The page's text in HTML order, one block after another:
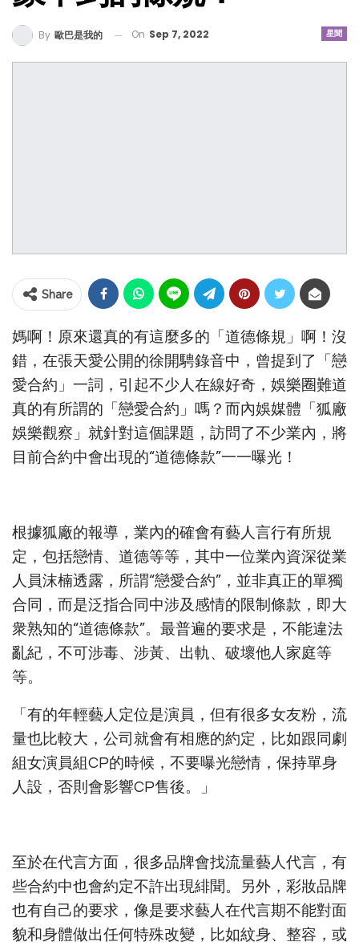
星聞
By 歐巴是我的 On Sep 7, 2022
Share
媽啊！原來還真的有這麼多的「道德條規」啊！沒
錯，在張天愛公開的徐開騁錄音中，曾提到了「戀
愛合約」一詞，引起不少人在線好奇，娛樂圈難道
真的有所謂的「戀愛合約」嗎？而內娛媒體「狐廠
娛樂觀察」就針對這個課題，訪問了不少業內，將
目前合約中會出現的“道德條款”一一曝光！
根據狐廠的報導，業內的確會有藝人言行有所規
定，包括戀情、道德等等，其中一位業內資深從業
人員沫楠透露，所謂“戀愛合約”，並非真正的單獨
合同，而是泛指合同中涉及感情的限制條款，即大
衆熟知的“道德條款”。最普遍的要求是，不能違法
亂紀，不可涉毒、涉黃、出軌、破壞他人家庭等
等。
「有的年輕藝人定位是演員，但有很多女友粉，流
量也比較大，公司就會有相應的約定，比如跟同劇
組女演員組CP的時候，不要曝光戀情，保持單身
人設，否則會影響CP售後。」
至於在代言方面，很多品牌會找流量藝人代言，有
些合約中也會約定不許出現緋聞。另外，彩妝品牌
也有自己的要求，像是要求藝人在代言期不能對面
貌和身體做出任何特殊改變，比如紋身、整容，或